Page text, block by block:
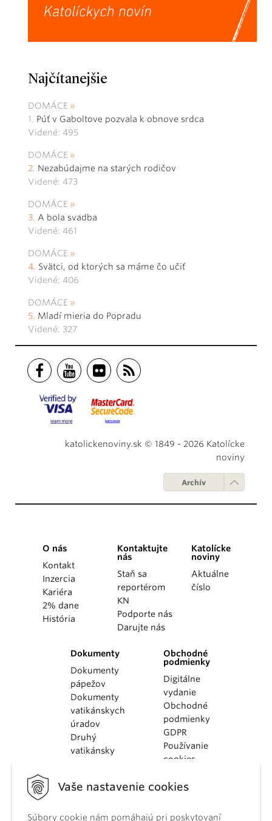
Vaše nastavenie cookies
Súbory cookie nám pomáhajú pri poskytovaní
Najčítanejšie
DOMÁCE
Púť v Gaboltove pozvala k obnove srdca
Videné: 495
DOMÁCE
Nezabúdajme na starých rodičov
Videné: 473
DOMÁCE
A bola svadba
Videné: 461
DOMÁCE
Svätci, od ktorých sa máme čo učiť
Videné: 406
DOMÁCE
Mladí mieria do Popradu
Videné: 327
katolickenoviny.sk © 1849 - 2026 Katolícke
noviny
Archív
O nás
Kontakt
Inzercia
Kariéra
2% dane
História
Kontaktujte
nás
Staň sa
reportérom
KN
Podporte nás
Darujte nás
Katolícke
noviny
Aktuálne
číslo
Dokumenty
Dokumenty
pápežov
Dokumenty
vatikánskych
úradov
Druhý
vatikánsky
KBS
kánonického
Obchodné
podmienky
Digitálne
vydanie
Obchodné
podmienky
GDPR
Používanie
cookies